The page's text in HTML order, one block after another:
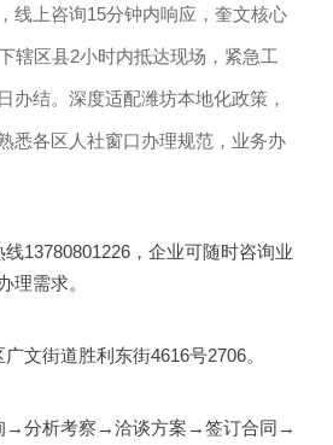
线上咨询15分钟内响应，奎文核心
辖区县2小时内抵达现场，紧急工
办结。深度适配潍坊本地化政策，
悉各区人社窗口办理规范，业务办
13780801226，企业可随时咨询业
理需求。
文街道胜利东街4616号2706。
→分析考察→洽谈方案→签订合同→